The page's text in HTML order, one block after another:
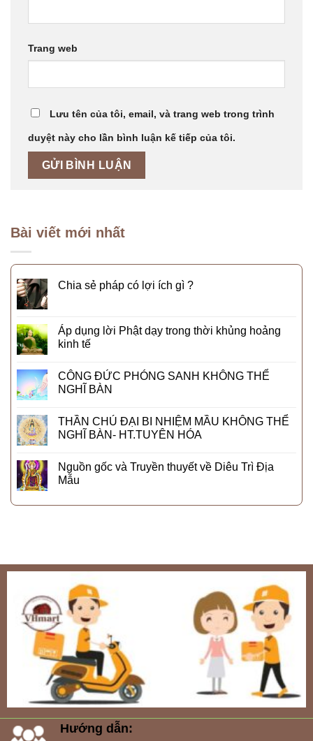
Trang web
Lưu tên của tôi, email, và trang web trong trình
duyệt này cho lần bình luận kế tiếp của tôi.
Bài viết mới nhất
Chia sẻ pháp có lợi ích gì ?
Áp dụng lời Phật dạy trong thời khủng hoảng
kinh tế
CÔNG ĐỨC PHÓNG SANH KHÔNG THỂ
NGHĨ BÀN
THẦN CHÚ ĐẠI BI NHIỆM MẦU KHÔNG THỂ
NGHĨ BÀN- HT.TUYÊN HÓA
Nguồn gốc và Truyền thuyết về Diêu Trì Địa
Mẫu
Hướng dẫn: